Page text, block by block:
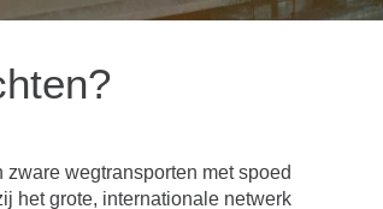
wegtransporten met spoed
het grote, internationale netwerk